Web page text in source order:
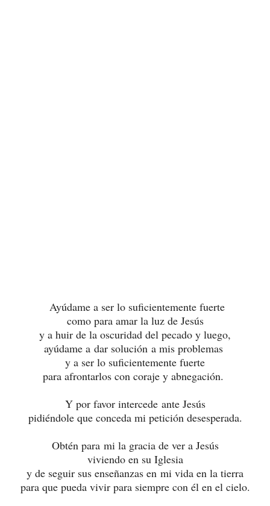
Ayúdame a ser lo suficientemente fuerte
como para amar la luz de Jesús
y a huir de la oscuridad del pecado y luego,
ayúdame a dar solución a mis problemas
y a ser lo suficientemente fuerte
para afrontarlos con coraje y abnegación.
Y por favor intercede ante Jesús
pidiéndole que conceda mi petición desesperada.
Obtén para mi la gracia de ver a Jesús
viviendo en su Iglesia
y de seguir sus enseñanzas en mi vida en la tierra
para que pueda vivir para siempre con él en el cielo.